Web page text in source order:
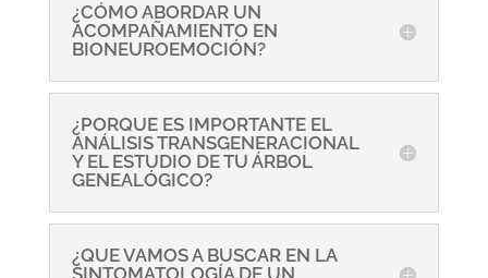
¿CÓMO ABORDAR UN
ACOMPAÑAMIENTO EN
BIONEUROEMOCIÓN?
¿PORQUE ES IMPORTANTE EL
ANÁLISIS TRANSGENERACIONAL
Y EL ESTUDIO DE TU ÁRBOL
GENEALÓGICO?
¿QUE VAMOS A BUSCAR EN LA